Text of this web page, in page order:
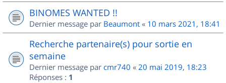
BINOMES WANTED !!
Dernier message par Beaumont « 10 mars 2021, 18:41
Recherche partenaire(s) pour sortie en
semaine
Dernier message par cmr740 « 20 mai 2019, 18:23
Réponses : 1